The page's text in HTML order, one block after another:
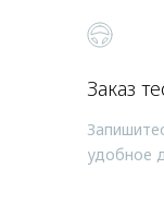
Заказ
удобное